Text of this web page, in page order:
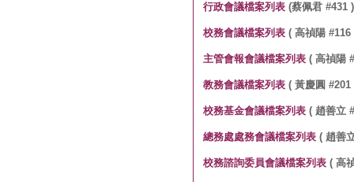
行政會議檔案列表 (蔡佩君 #431 )
校務會議檔案列表 ( 高禎陽 #116
主管會報會議檔案列表 ( 高禎陽
教務會議檔案列表 ( 黃慶圓 #201
校務基金會議檔案列表 ( 趙善立
總務處處務會議檔案列表 ( 趙善
校務諮詢委員會議檔案列表 ( 高